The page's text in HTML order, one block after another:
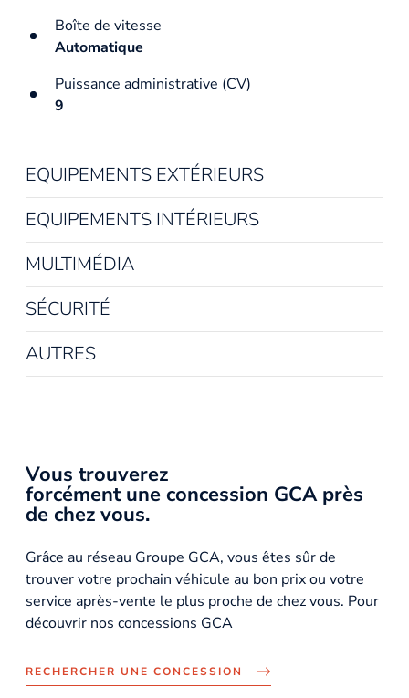
Boîte de vitesse
Automatique
Puissance administrative (CV)
9
EQUIPEMENTS EXTÉRIEURS
EQUIPEMENTS INTÉRIEURS
MULTIMÉDIA
SÉCURITÉ
AUTRES
Vous trouverez
forcément une concession GCA près
de chez vous.
Grâce au réseau Groupe GCA, vous êtes sûr de
trouver votre prochain véhicule au bon prix ou votre
service après-vente le plus proche de chez vous. Pour
découvrir nos concessions GCA
RECHERCHER UNE CONCESSION